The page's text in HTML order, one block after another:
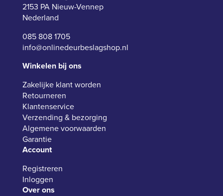
2153 PA Nieuw-Vennep
Nederland
085 808 1705
info@onlinedeurbeslagshop.nl
Winkelen bij ons
Zakelijke klant worden
Retourneren
Klantenservice
Verzending & bezorging
Algemene voorwaarden
Garantie
Account
Registreren
Inloggen
Over ons